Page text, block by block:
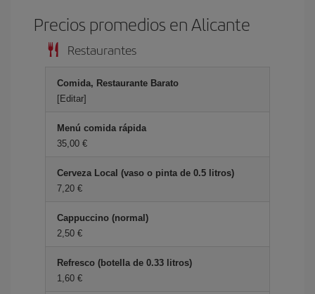
Precios promedios en Alicante
Restaurantes
Comida, Restaurante Barato
[Editar]
Menú comida rápida
35,00 €
Cerveza Local (vaso o pinta de 0.5 litros)
7,20 €
Cappuccino (normal)
2,50 €
Refresco (botella de 0.33 litros)
1,60 €